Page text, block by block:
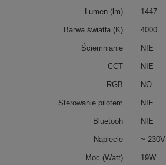
Lumen (lm) 1447
Barwa światła (K) 4000
Ściemnianie NIE
CCT NIE
RGB NO
Sterowanie pilotem NIE
Bluetooh NIE
Napiecie ~ 230V
Moc (Watt) 19W